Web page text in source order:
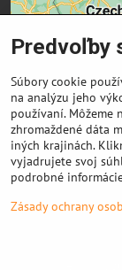
Dôležité
Predvoľby
Súbory cookie
na analýzu jeho
používaní. Môžeme
zhromaždené dáta
iných krajinách.
vyjadrujete svoj
podrobné
Zásady ochrany